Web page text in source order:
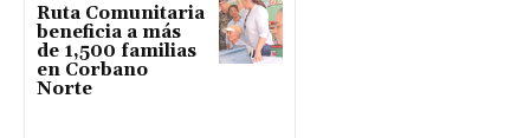
Ruta Comunitaria
beneficia a más
de 1,500 familias
en Corbano
Norte